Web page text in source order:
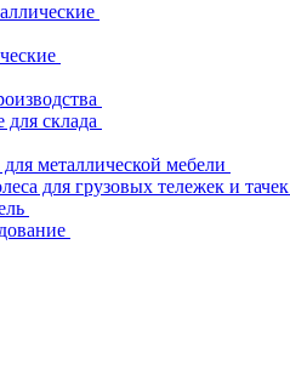
склада
металлической мебели
для грузовых тележек и тачек